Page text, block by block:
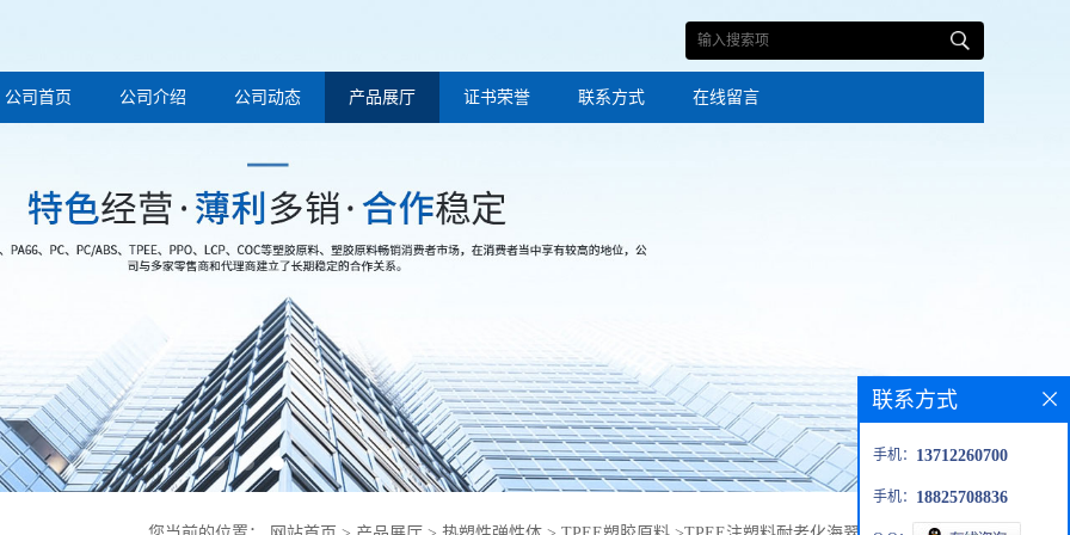
公司首页 公司介绍 公司动态 产品展厅 证书荣誉 联系方式 在线留言
联系方式
手机： 13712260700
手机： 18825708836